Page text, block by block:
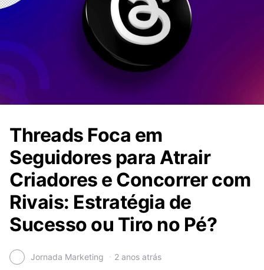
Threads Foca em
Seguidores para Atrair
Criadores e Concorrer com
Rivais: Estratégia de
Sucesso ou Tiro no Pé?
Jornada Marketing 2 anos atrás